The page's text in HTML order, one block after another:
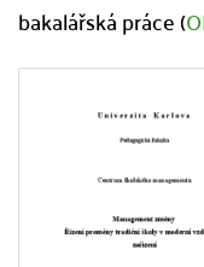
bakalářská práce (